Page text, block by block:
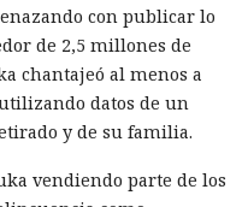
con el fabricante de
En 2023, la
China determinó que
la revisión y
crítica del país
por completo las
con publicar lo
de 2,5 millones de
chantajeó al menos a
datos de un
y de su familia.
vendiendo parte de los